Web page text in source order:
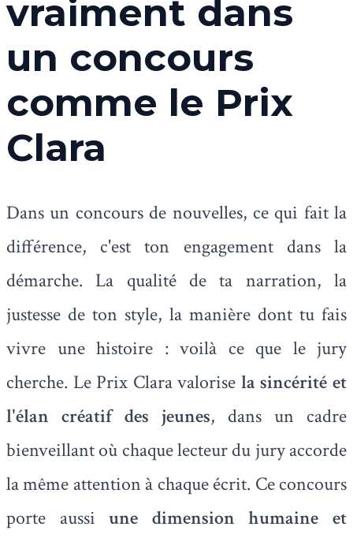
vraiment dans
un concours
comme le Prix
Clara
Dans un concours de nouvelles, ce qui fait la
différence, c'est ton engagement dans la
démarche. La qualité de ta narration, la
justesse de ton style, la manière dont tu fais
vivre une histoire : voilà ce que le jury
cherche. Le Prix Clara valorise la sincérité et
l'élan créatif des jeunes, dans un cadre
bienveillant où chaque lecteur du jury accorde
la même attention à chaque écrit. Ce concours
porte aussiune dimension humaine et